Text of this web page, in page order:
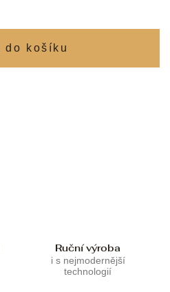
Ruční výroba
i s nejmodernější
technologií